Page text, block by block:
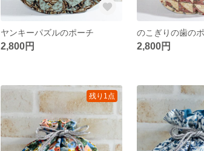
ヤンキーパズルのポーチ
2,800円
のこぎりの歯の
2,800円
残り1点